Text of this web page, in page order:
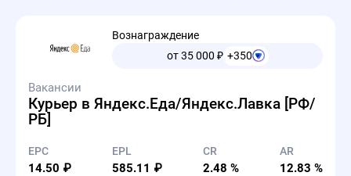
Вознаграждение
от 35 000 ₽ +350
Вакансии
Курьер в Яндекс.Еда/Яндекс.Лавка [РФ/
РБ]
EPC
14.50 ₽
EPL
585.11 ₽
CR
2.48 %
AR
12.83 %